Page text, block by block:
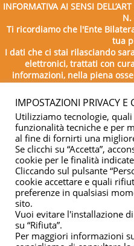
INFORMATIVA AI SENSI
N.
Ti ricordiamo che l'Ente
tua
I dati che ci stai rilasciando
elettronici, trattati con
informazioni, nella piena
Copyright © 2026 - Ente
IMPOSTAZIONI PRIVACY E
Utilizziamo tecnologie,
funzionalità tecniche e per
al fine di fornirti una
Se clicchi su “Accetta”,
cookie per le finalità
Cliccando sul pulsante
cookie accettare e quali
preferenze in qualsiasi
sito.
Vuoi evitare l'installazione
su “Rifiuta”.
Per maggiori informazioni